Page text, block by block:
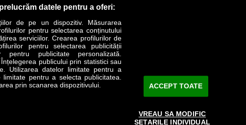
CEO LIFESTYLE SPECIAL OPINII
Revista Business Magazin
datele pentru a oferi:
de pe un dispozitiv. Măsurarea
pentru selectarea conținutului
serviciilor. Crearea profilurilor de
pentru selectarea publicității
pentru publicitate personalizată.
publicului prin statistici sau
Utilizarea datelor limitate pentru a
pentru a selecta publicitatea.
prin scanarea dispozitivului.
ACCEPT TOATE
VREAU SA MODIFIC
SETARILE INDIVIDUAL